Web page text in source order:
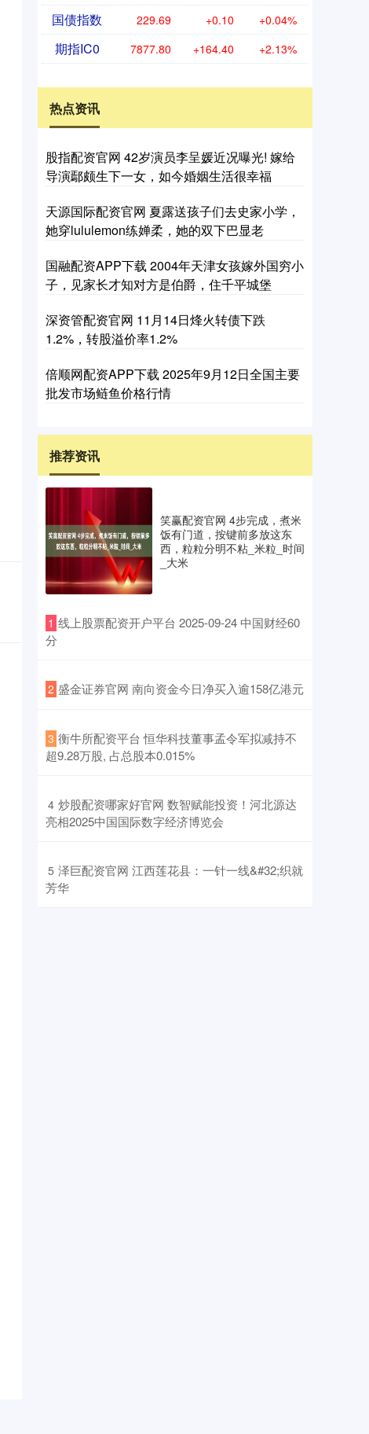
国债指数 229.69 +0.10 +0.04%
期指IC0 7877.80 +164.40 +2.13%
热点资讯
股指配资官网 42岁演员李呈媛近况曝光! 嫁给
导演鄢颇生下一女，如今婚姻生活很幸福
天源国际配资官网 夏露送孩子们去史家小学，
她穿lululemon练婵柔，她的双下巴显老
国融配资APP下载 2004年天津女孩嫁外国穷小
子，见家长才知对方是伯爵，住千平城堡
深资管配资官网 11月14日烽火转债下跌
1.2%，转股溢价率1.2%
倍顺网配资APP下载 2025年9月12日全国主要
批发市场鲢鱼价格行情
推荐资讯
笑赢配资官网 4步完成，煮米
饭有门道，按键前多放这东
西，粒粒分明不粘_米粒_时间
_大米
1 ​线上股票配资开户平台 2025-09-24 中国财经60
分
2 ​盛金证券官网 南向资金今日净买入逾158亿港元
3 ​衡牛所配资平台 恒华科技董事孟令军拟减持不
超9.28万股, 占总股本0.015%
4 ​炒股配资哪家好官网 数智赋能投资！河北源达
亮相2025中国国际数字经济博览会
5 ​泽巨配资官网 江西莲花县：一针一线&#32;织就
芳华